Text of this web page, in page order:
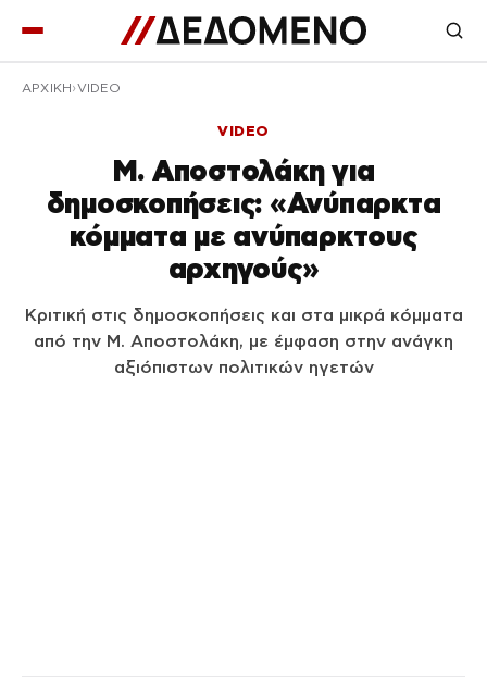
ΑΡΧΙΚΉ VIDEO
VIDEO
Μ. Αποστολάκη για
δημοσκοπήσεις: «Ανύπαρκτα
κόμματα με ανύπαρκτους
αρχηγούς»
Κριτική στις δημοσκοπήσεις και στα μικρά κόμματα
από την Μ. Αποστολάκη, με έμφαση στην ανάγκη
αξιόπιστων πολιτικών ηγετών